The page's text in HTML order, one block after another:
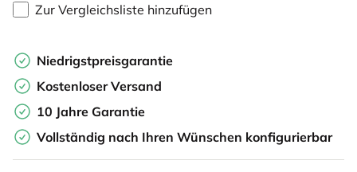
Zur Vergleichsliste hinzufügen
Niedrigstpreisgarantie
Kostenloser Versand
10 Jahre Garantie
Vollständig nach Ihren Wünschen konfigurierbar